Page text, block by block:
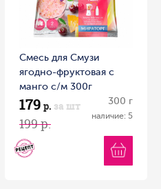
Смесь для Смузи
ягодно-фруктовая с
манго с/м 300г
Витамин
179 р. за шт
199 р.
300 г
наличие: 5